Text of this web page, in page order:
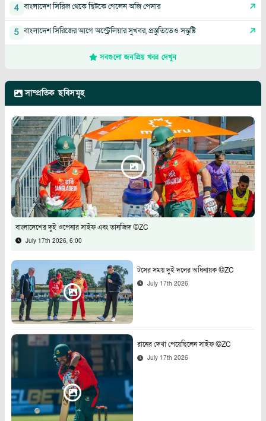
4 বাংলাদেশ সিরিজ থেকে ছিটকে গেলেন অজি পেসার
5 বাংলাদেশ সিরিজের আগে অস্ট্রেলিয়ার সুখবর, প্রস্তুতিতেও সন্তুষ্টি
সবগুলো জনপ্রিয় খবর দেখুন
সাম্প্রতিক ছবিসমূহ
বাংলাদেশের দুই ওপেনার সাইফ এবং তানজিদ ©ZC
July 17th 2026, 6:00
টসের সময় দুই দলের অধিনায়ক ©ZC
July 17th 2026
রানের দেখা পেয়েছিলেন সাইফ ©ZC
July 17th 2026